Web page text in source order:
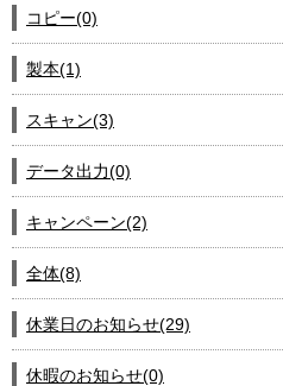
コピー(0)
製本(1)
スキャン(3)
データ出力(0)
キャンペーン(2)
全体(8)
休業日のお知らせ(29)
休暇のお知らせ(0)